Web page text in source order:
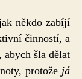
někdo zabíjí
činností, a
šla dělat
protože já